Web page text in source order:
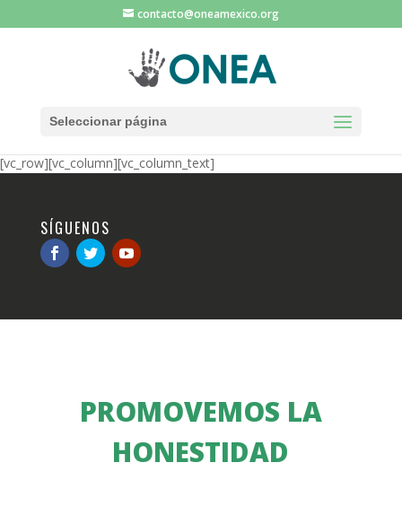
contacto@oneamexico.org
Seleccionar página
[vc_row][vc_column][vc_column_text]
SÍGUENOS
PROMOVEMOS LA
HONESTIDAD